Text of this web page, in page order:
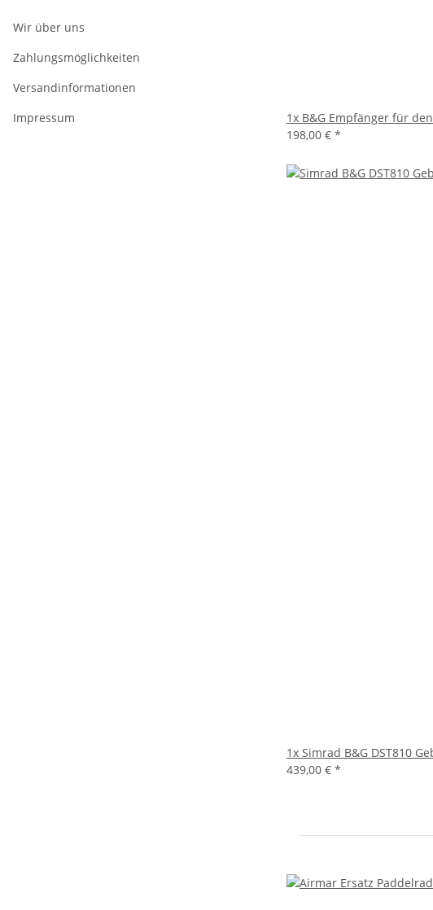
1x B&G Empfänger für
198,00 € *
1x Simrad B&G DST810
439,00 € *
Wir über uns
Zahlungsmöglichkeiten
Versandinformationen
Impressum